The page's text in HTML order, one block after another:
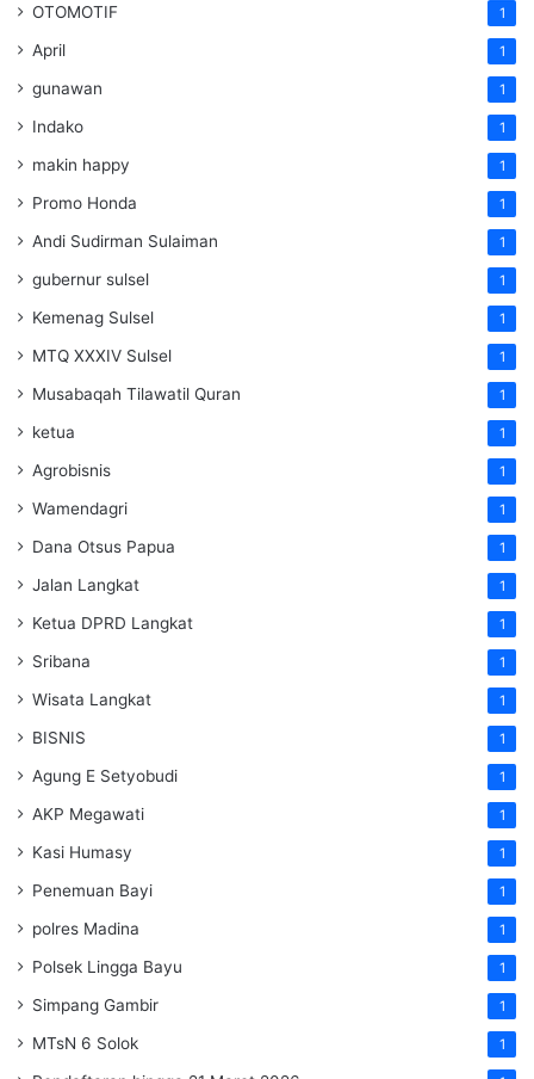
OTOMOTIF 1
April 1
gunawan 1
Indako 1
makin happy 1
Promo Honda 1
Andi Sudirman Sulaiman 1
gubernur sulsel 1
Kemenag Sulsel 1
MTQ XXXIV Sulsel 1
Musabaqah Tilawatil Quran 1
ketua 1
Agrobisnis 1
Wamendagri 1
Dana Otsus Papua 1
Jalan Langkat 1
Ketua DPRD Langkat 1
Sribana 1
Wisata Langkat 1
BISNIS 1
Agung E Setyobudi 1
AKP Megawati 1
Kasi Humasy 1
Penemuan Bayi 1
polres Madina 1
Polsek Lingga Bayu 1
Simpang Gambir 1
MTsN 6 Solok 1